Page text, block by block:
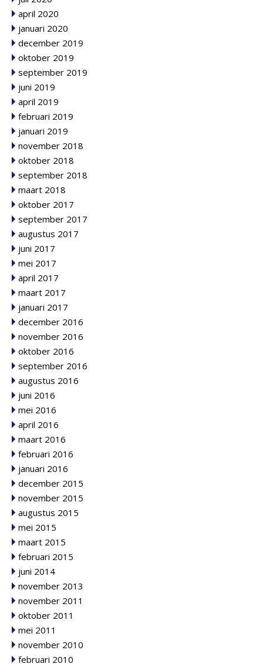
april 2020
januari 2020
december 2019
oktober 2019
september 2019
juni 2019
april 2019
februari 2019
januari 2019
november 2018
oktober 2018
september 2018
maart 2018
oktober 2017
september 2017
augustus 2017
juni 2017
mei 2017
april 2017
maart 2017
januari 2017
december 2016
november 2016
oktober 2016
september 2016
augustus 2016
juni 2016
mei 2016
april 2016
maart 2016
februari 2016
januari 2016
december 2015
november 2015
augustus 2015
mei 2015
maart 2015
februari 2015
juni 2014
november 2013
november 2011
oktober 2011
mei 2011
november 2010
februari 2010